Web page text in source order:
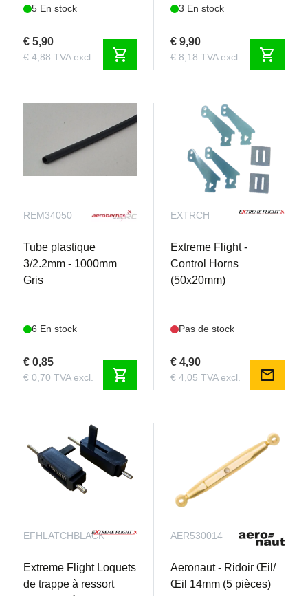
5 En stock
€ 5,90
€ 4,88 TVA excl. shopping_cart
3 En stock
€ 9,90
€ 8,18 TVA excl. shopping_cart
REM34050
Tube plastique
3/2.2mm - 1000mm
Gris
6 En stock
€ 0,85
€ 0,70 TVA excl. shopping_cart
EXTRCH
Extreme Flight -
Control Horns
(50x20mm)
Pas de stock
€ 4,90
€ 4,05 TVA excl. mail
EFHLATCHBLACK
Extreme Flight Loquets
de trappe à ressort
AER530014
Aeronaut - Ridoir Œil/
Œil 14mm (5 pièces)